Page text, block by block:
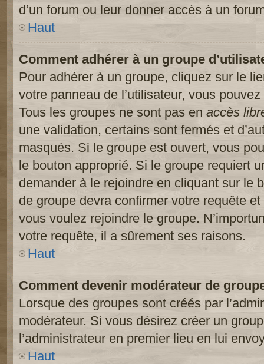
d’un forum ou leur donner accès à un
Haut
Comment adhérer à un groupe
Pour adhérer à un groupe, cliquez sur le
votre panneau de l’utilisateur, vous
Tous les groupes ne sont pas en accès
une validation, certains sont fermés et
masqués. Si le groupe est ouvert, vous
le bouton approprié. Si le groupe requiert
demander à le rejoindre en cliquant sur le
de groupe devra confirmer votre requête
vous voulez rejoindre le groupe.
votre requête, il a sûrement ses raisons.
Haut
Comment devenir modérateur de
Lorsque des groupes sont créés par
modérateur. Si vous désirez créer un
l’administrateur en premier lieu en lui
Haut